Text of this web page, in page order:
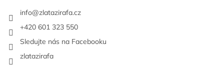
info@zlatazirafa.cz
+420 601 323 550
Sledujte nás na Facebooku
zlatazirafa